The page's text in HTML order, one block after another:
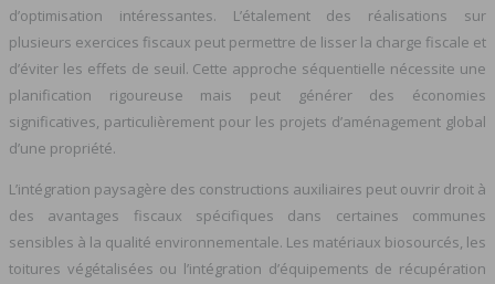
d’optimisation intéressantes. L’étalement des réalisations sur
plusieurs exercices fiscaux peut permettre de lisser la charge fiscale et
d’éviter les effets de seuil. Cette approche séquentielle nécessite une
planification rigoureuse mais peut générer des économies
significatives, particulièrement pour les projets d’aménagement global
d’une propriété.
L’intégration paysagère des constructions auxiliaires peut ouvrir droit à
des avantages fiscaux spécifiques dans certaines communes
sensibles à la qualité environnementale. Les matériaux biosourcés, les
toitures végétalisées ou l’intégration d’équipements de récupération